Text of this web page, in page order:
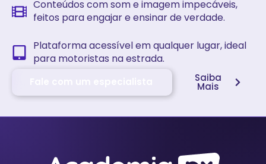
Conteúdos com som e imagem impecáveis,
feitos para engajar e ensinar de verdade.
Plataforma acessível em qualquer lugar, ideal
para motoristas na estrada.
Saiba
Mais